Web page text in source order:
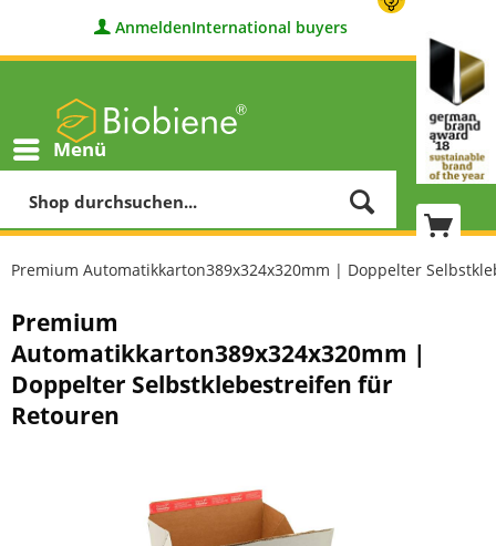
AnmeldenInternational buyers
Menü
Premium Automatikkarton389x324x320mm | Doppelter
Premium
Automatikkarton389x324x320mm |
Doppelter Selbstklebestreifen für
Retouren